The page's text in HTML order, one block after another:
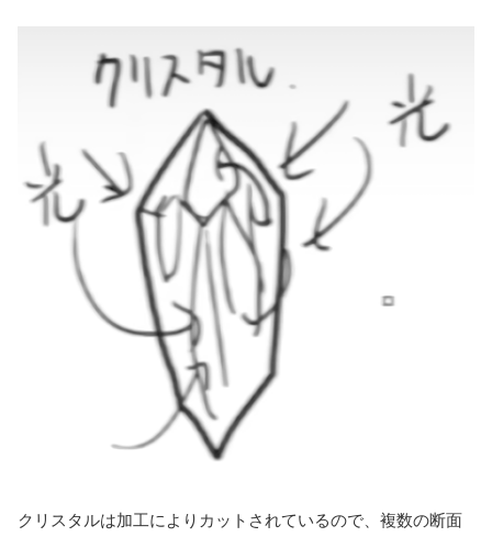
クリスタルは加工によりカットされているので、複数の断面